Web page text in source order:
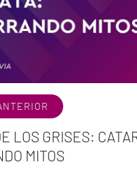
LOS GRISES:
MITOS